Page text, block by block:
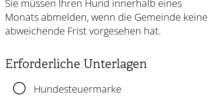
Sie müssen Ihren Hund innerhalb eines
Monats abmelden, wenn die Gemeinde keine
abweichende Frist vorgesehen hat.
Erforderliche Unterlagen
Hundesteuermarke